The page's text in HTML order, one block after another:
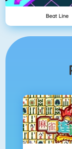
Beat Line